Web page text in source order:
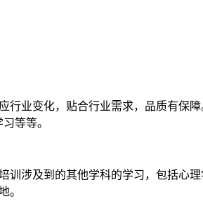
业变化，贴合行业需求，品质有保
等等。
涉及到的其他学科的学习，包括心
。